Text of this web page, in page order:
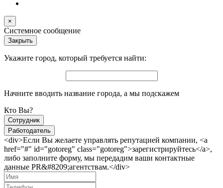
×
Системное сообщение
Закрыть
Укажите город, который требуется найти:
Начните вводить название города, а мы подскажем
Кто Вы?
Сотрудник
Работодатель
<div>Если Вы желаете управлять репутацией компании, <a
href="#" id="gotoreg" class="gotoreg">зарегистрируйтесь</a>,
либо заполните форму, мы передадим ваши контактные
данные PR&#8209;агентствам.</div>